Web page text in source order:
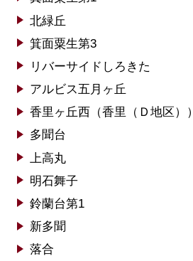
北緑丘
箕面粟生第3
リバーサイドしろきた
アルビス五月ヶ丘
香里ヶ丘西（香里（Ｄ地区））
多聞台
上高丸
明石舞子
鈴蘭台第1
新多聞
落合